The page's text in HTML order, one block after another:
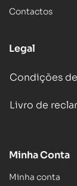
Contactos
Legal
Condições
Livro de
Minha Conta
Minha conta